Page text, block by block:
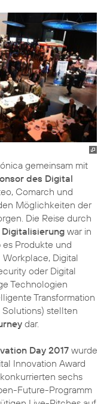
gemeinsam mit
des Digital
Comarch und
Möglichkeiten der
Die Reise durch
Digitalisierung war in
Produkte und
Digital
oder Digital
Technologien
Transformation
stellten
dar.
Day 2017 wurde
Innovation Award
sechs
Future-Programm